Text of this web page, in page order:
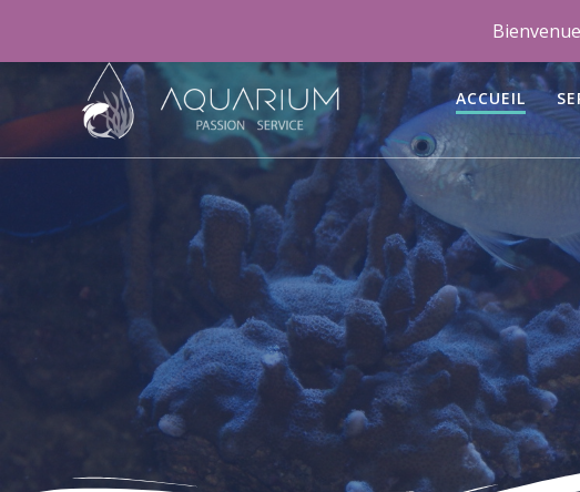
aquariumpassionservice@gmail.com
ACCUEIL